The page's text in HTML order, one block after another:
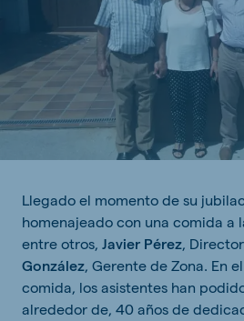
Llegado el momento de su
homenajeado con una comida a
entre otros, Javier Pérez,
González, Gerente de Zona. En
comida, los asistentes han
alrededor de, 40 años de